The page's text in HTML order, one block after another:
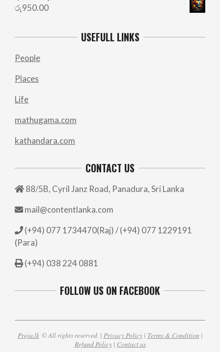
රු950.00
USEFULL LINKS
People
Places
Life
mathugama.com
kathandara.com
CONTACT US
88/5B, Cyril Janz Road, Panadura, Sri Lanka
mail@contentlanka.com
(+94) 077 1734470(Raj) / (+94) 077 1229191
(Para)
(+94) 038 224 0881
FOLLOW US ON FACEBOOK
Praja.lk© All rights reserved. | Privacy Policy| Terms & Condition |
Refund Policy| Contact us